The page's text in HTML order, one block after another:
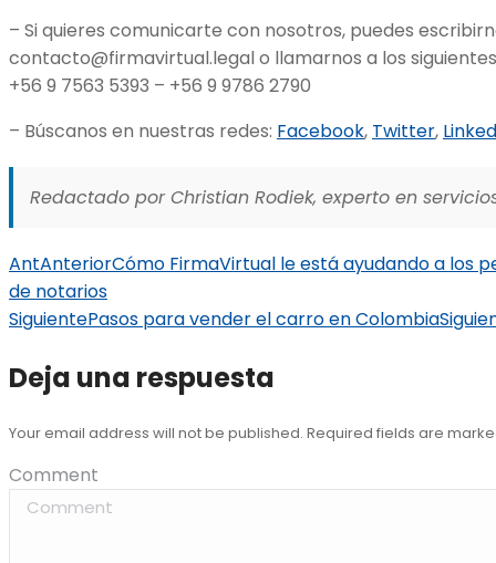
– Si quieres comunicarte con nosotros, puedes
contacto@firmavirtual.legalo llamarnos a los
+56 9 7563 5393 – +56 9 9786 2790
– Búscanos en nuestras redes: Facebook, Twitter,
Redactado por Christian Rodiek, experto en
AntAnteriorCómo FirmaVirtual le está ayudando a los
de notarios
SiguientePasos para vender el carro en Colombia
Deja una respuesta
Your email address will not be published. Required fields are
Comment